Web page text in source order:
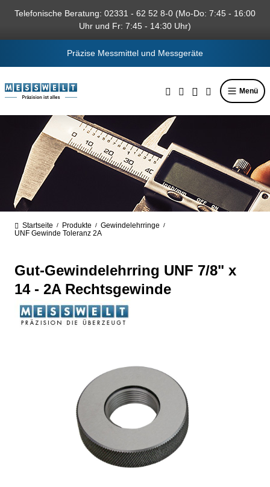
springen
Telefonische Beratung: 02331 - 62 52 8-0 (Mo-Do: 7:45 - 16:00
Uhr und Fr: 7:45 - 14:30 Uhr)
Präzise Messmittel und Messgeräte
Menü
Startseite / Produkte / Gewindelehrringe /
UNF Gewinde Toleranz 2A
Gut-Gewindelehrring UNF 7/8" x
14 - 2A Rechtsgewinde